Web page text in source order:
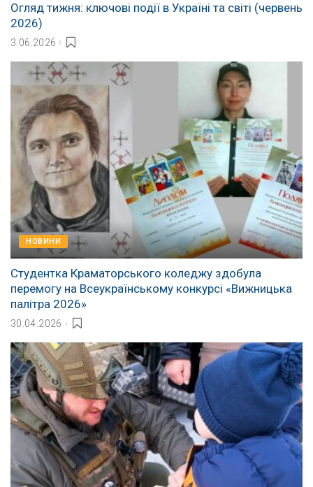
Огляд тижня: ключові події в Україні та світі (червень
2026)
3.06.2026
НОВИНИ
Студентка Краматорського коледжу здобула
перемогу на Всеукраїнському конкурсі «Вижницька
палітра 2026»
30.04.2026